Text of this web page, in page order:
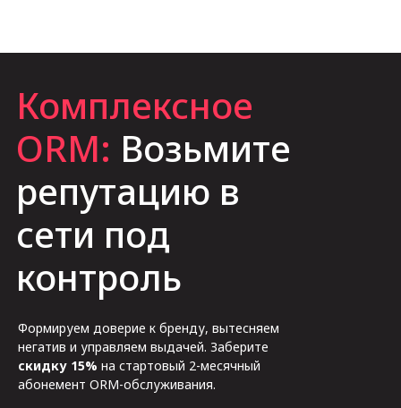
Формируем доверие к бренду, вытесняем
негатив и управляем выдачей. Заберите
скидку 15% на стартовый 2-месячный
абонемент ORM-обслуживания.
Комплексное
ORM: Возьмите
репутацию в
сети под
контроль